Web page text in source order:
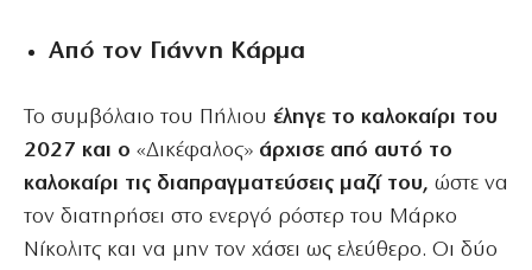
Από τον Γιάννη Κάρμα
Το συμβόλαιο του Πήλιου έληγε το καλοκαίρι του
2027 και ο «Δικέφαλος» άρχισε από αυτό το
καλοκαίρι τις διαπραγματεύσεις μαζί του, ώστε να
τον διατηρήσει στο ενεργό ρόστερ του Μάρκο
Νίκολιτς και να μην τον χάσει ως ελεύθερο. Οι δύο